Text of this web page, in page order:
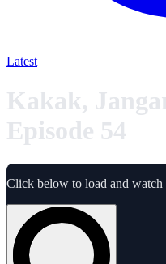
Latest
Kakak,
Episode 54
Click below to load and watch